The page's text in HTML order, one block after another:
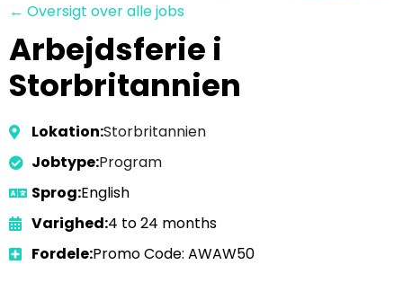
← Oversigt over alle jobs
Arbejdsferie i
Storbritannien
Lokation:Storbritannien
Jobtype:Program
Sprog:English
Varighed:4 to 24 months
Fordele:Promo Code: AWAW50